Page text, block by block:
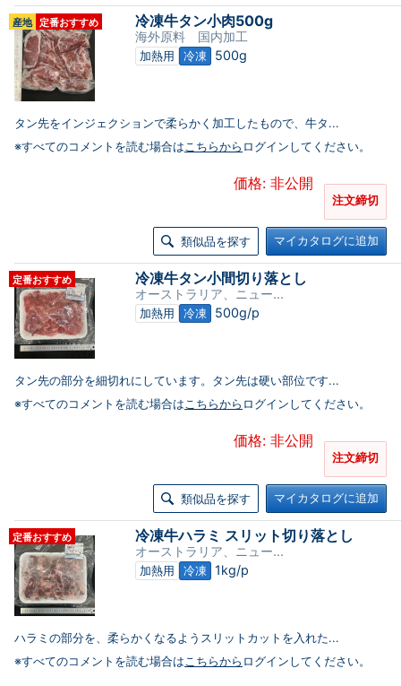
産地 定番おすすめ 冷凍牛タン小肉500g
海外原料 国内加工
加熱用 冷凍 500g
タン先をインジェクションで柔らかく加工したもので、牛タ...
※すべてのコメントを読む場合はこちらから ログインしてください。
価格: 非公開
注文締切
類似品を探す マイカタログに追加
定番おすすめ 冷凍牛タン小間切り落とし
オーストラリア、ニュー...
加熱用 冷凍 500g/p
タン先の部分を細切れにしています。タン先は硬い部位です...
※すべてのコメントを読む場合はこちらから ログインしてください。
価格: 非公開
注文締切
類似品を探す マイカタログに追加
定番おすすめ 冷凍牛ハラミ スリット切り落とし
オーストラリア、ニュー...
加熱用 冷凍 1kg/p
ハラミの部分を、柔らかくなるようスリットカットを入れた...
※すべてのコメントを読む場合はこちらから ログインしてください。